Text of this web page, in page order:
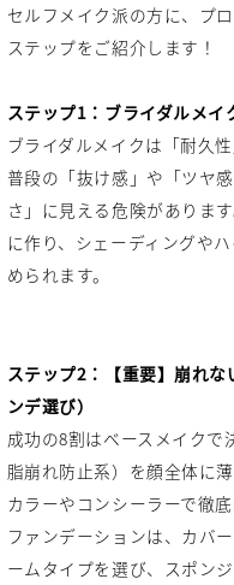
セルフメイク派の方に、プ
ステップをご紹介します！
ステップ1：ブライダルメ
ブライダルメイクは「耐久
普段の「抜け感」や「ツヤ
さ」に見える危険がありま
に作り、シェーディングや
められます。
ステップ2：【重要】崩れ
ンデ選び）
成功の8割はベースメイク
脂崩れ防止系）を顔全体に
カラーやコンシーラーで徹底
ファンデーションは、カバ
ームタイプを選び、スポン